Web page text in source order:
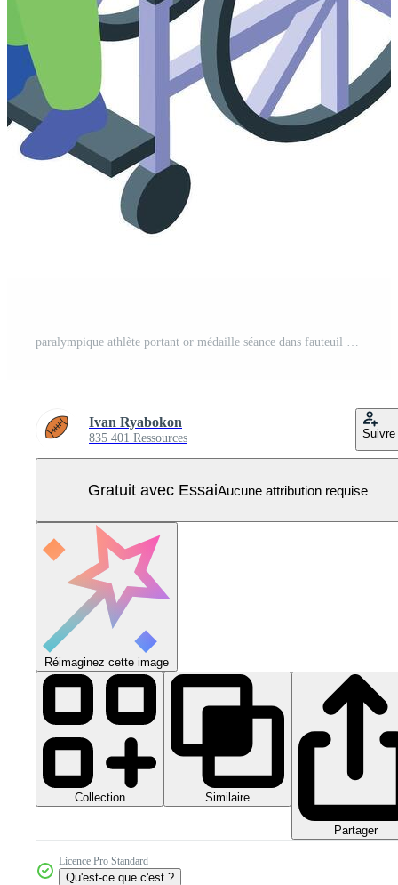
paralympique athlète portant or médaille séance dans fauteuil roulant Vecteur Pro
Ivan Ryabokon
835 401 Ressources Suivre
Gratuit avec EssaiAucune attribution requise
Réimaginez cette image
Collection Similaire
Partager
Licence Pro Standard
Qu'est-ce que c'est ?